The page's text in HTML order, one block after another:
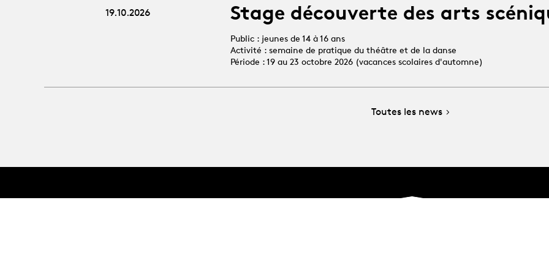
19.10.2026 Stage découverte des arts
Public : jeunes de 14 à 16 ans
Activité : semaine de pratique du théâtre et de la danse
Période : 19 au 23 octobre 2026 (vacances scolaires d'automne)
Toutes les news